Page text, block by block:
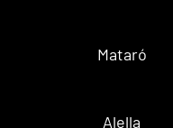
Mataró
Alella